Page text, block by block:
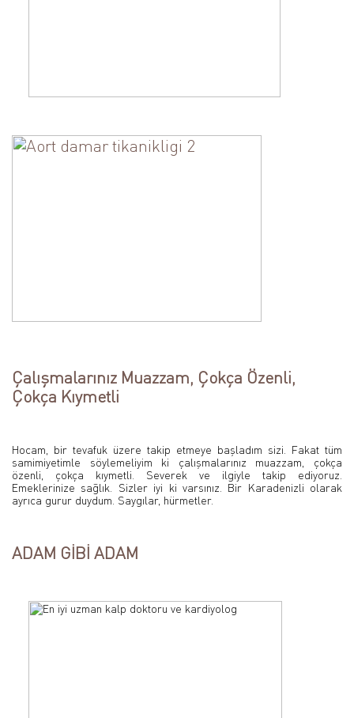
Çalışmalarınız Muazzam, Çokça Özenli,
Çokça Kıymetli
Hocam, bir tevafuk üzere takip etmeye başladım sizi. Fakat tüm
samimiyetimle söylemeliyim ki çalışmalarınız muazzam, çokça
özenli, çokça kıymetli. Severek ve ilgiyle takip ediyoruz.
Emeklerinize sağlık. Sizler iyi ki varsınız. Bir Karadenizli olarak
ayrıca gurur duydum. Saygılar, hürmetler.
ADAM GİBİ ADAM